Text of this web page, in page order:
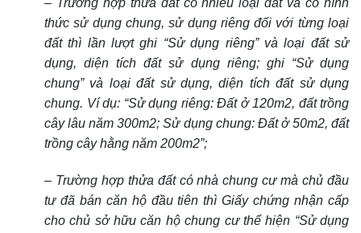
– Trường hợp thửa đất có nhiều loại đất và có hình
thức sử dụng chung, sử dụng riêng đối với từng loại
đất thì lần lượt ghi “Sử dụng riêng” và loại đất sử
dụng, diện tích đất sử dụng riêng; ghi “Sử dụng
chung” và loại đất sử dụng, diện tích đất sử dụng
chung. Ví dụ: “Sử dụng riêng: Đất ở 120m2, đất trồng
cây lâu năm 300m2; Sử dụng chung: Đất ở 50m2, đất
trồng cây hằng năm 200m2”;
– Trường hợp thửa đất có nhà chung cư mà chủ đầu
tư đã bán căn hộ đầu tiên thì Giấy chứng nhận cấp
cho chủ sở hữu căn hộ chung cư thể hiện “Sử dụng